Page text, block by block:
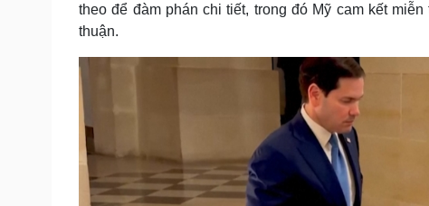
Sản phụ khoa
Nhi khoa
Tình yêu - Gia đình
Cải chính
theo để đàm phán chi tiết, trong đó Mỹ cam kết
thuận.